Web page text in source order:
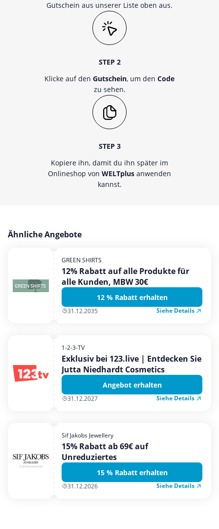
Gutschein aus unserer Liste oben aus.
STEP 2
Klicke auf den Gutschein, um den Code
zu sehen.
STEP 3
Kopiere ihn, damit du ihn später im
Onlineshop von WELTplus anwenden
kannst.
Ähnliche Angebote
GREEN SHIRTS
12% Rabatt auf alle Produkte für
alle Kunden, MBW 30€
12 % Rabatt erhalten
31.12.2035 Siehe Details
1-2-3-TV
Exklusiv bei 123.live | Entdecken Sie
Jutta Niedhardt Cosmetics
Angebot erhalten
31.12.2027 Siehe Details
Sif Jakobs Jewellery
15% Rabatt ab 69€ auf
Unreduziertes
15 % Rabatt erhalten
31.12.2026 Siehe Details